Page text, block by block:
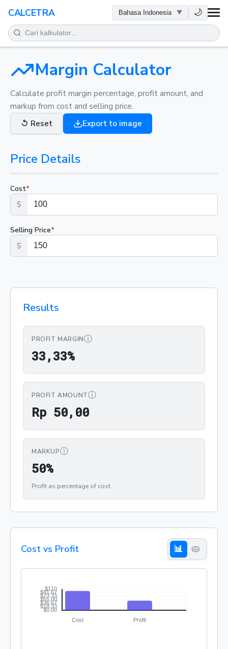
CALCETRA 🌙
MATEMATIKA
KONVERSI
SAINS
SEHARI-HARI
Margin Calculator
Calculate profit margin percentage, profit amount, and
markup from cost and selling price.
↺ Reset Export to image
Price Details
Cost*
$
Selling Price*
$
Results
PROFIT MARGINⓘ
33,33%33,33%
PROFIT AMOUNTⓘ
Rp 50, 00Rp 50,00
MARKUPⓘ
50%50%
Profit as percentage of cost
Cost vs Profit 📊 🥧